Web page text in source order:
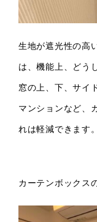
生地が遮光性の高
は、機能上、どう
窓の上、下、サイ
マンションなど、
れは軽減できます。
カーテンボックス